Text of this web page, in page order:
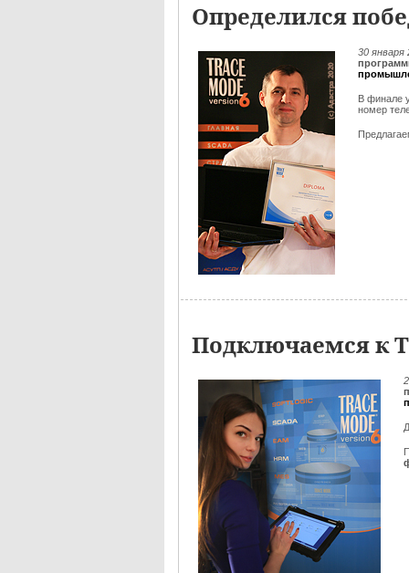
Определился
30 января
В финале
номер
Подключаемся к